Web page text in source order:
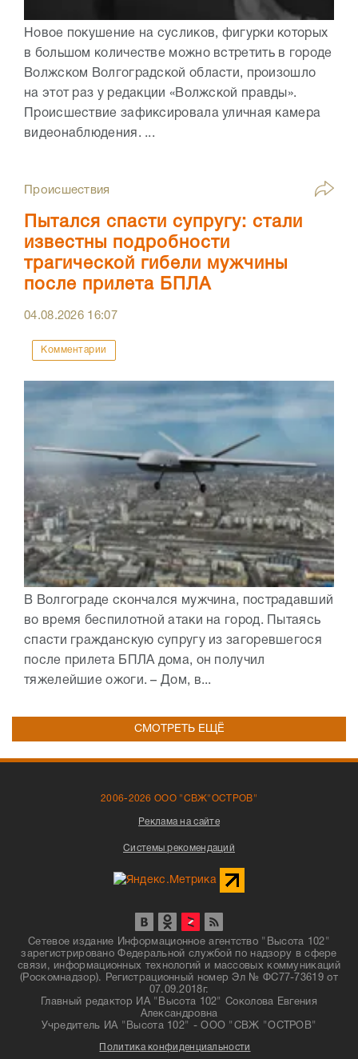
Новое покушение на сусликов, фигурки которых
в большом количестве можно встретить в городе
Волжском Волгоградской области, произошло
на этот раз у редакции «Волжской правды».
Происшествие зафиксировала уличная камера
видеонаблюдения. ...
Происшествия
Пытался спасти супругу: стали
известны подробности
трагической гибели мужчины
после прилета БПЛА
04.08.2026 16:07
Комментарии
В Волгограде скончался мужчина, пострадавший
во время беспилотной атаки на город. Пытаясь
спасти гражданскую супругу из загоревшегося
после прилета БПЛА дома, он получил
тяжелейшие ожоги. – Дом, в...
СМОТРЕТЬ ЕЩЁ
2006-2026 ООО "СВЖ"ОСТРОВ"
Реклама на сайте
Системы рекомендаций
Сетевое издание Информационное агентство "Высота 102"
зарегистрировано Федеральной службой по надзору в сфере
связи, информационных технологий и массовых коммуникаций
(Роскомнадзор). Регистрационный номер Эл № ФС77-73619 от
07.09.2018г.
Главный редактор ИА "Высота 102" Соколова Евгения
Александровна
Учредитель ИА "Высота 102" - ООО "СВЖ "ОСТРОВ"
Политика конфиденциальности